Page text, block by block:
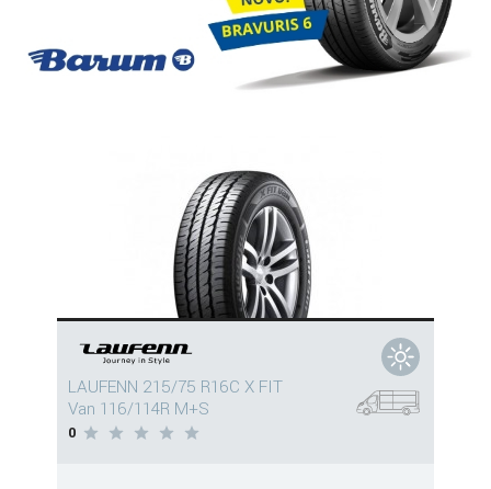
LAUFENN 215/75 R16C X FIT
Van 116/114R M+S
0